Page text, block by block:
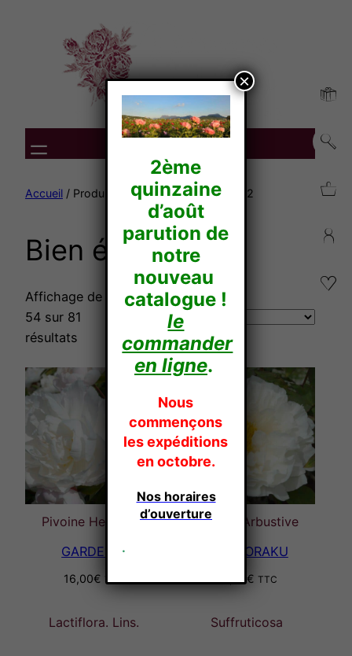
Accueil / Produit Tenue /Bien érigé/ Page 2
Bien érigé
Affichage de 28–
54 sur 81
résultats
Pivoine Herbacée
GARDENIA
16,00€ TTC
Lactiflora. Lins.
Pivoine Arbustive
GENGIORAKU
49,00€ TTC
Suffruticosa
2ème
quinzaine
d’août
parution de
notre
nouveau
catalogue !
le
commander
en ligne.
Nous
commençons
les expéditions
en octobre.
Nos horaires
d’ouverture
.
×